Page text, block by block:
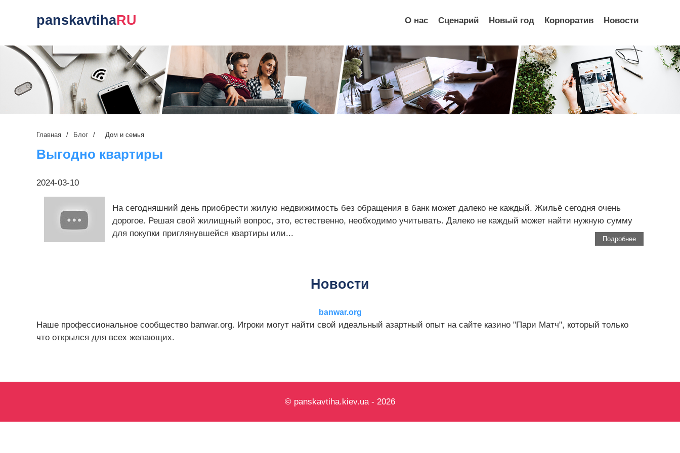
panskavtihaRU О нас Сценарий Новый год Корпоратив Новости
Главная / Блог / Дом и семья
Выгодно квартиры
2024-03-10
На сегодняшний день приобрести жилую недвижимость без обращения в банк может далеко не каждый. Жильё сегодня очень
дорогое. Решая свой жилищный вопрос, это, естественно, необходимо учитывать. Далеко не каждый может найти нужную сумму
для покупки приглянувшейся квартиры или...
Подробнее
Новости
banwar.org
Наше профессиональное сообщество banwar.org. Игроки могут найти свой идеальный азартный опыт на сайте казино "Пари Матч", который только
что открылся для всех желающих.
© panskavtiha.kiev.ua - 2026